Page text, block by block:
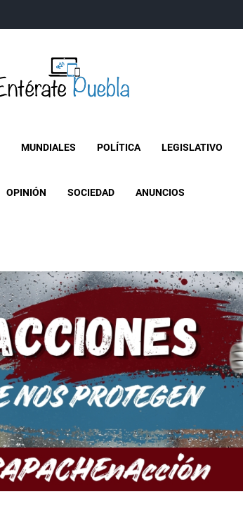
MUNDIALES POLÍTICA LEGISLATIVO
OPINIÓN SOCIEDAD ANUNCIOS